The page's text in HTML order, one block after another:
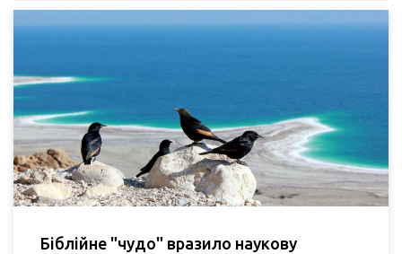
Біблійне "чудо" вразило наукову